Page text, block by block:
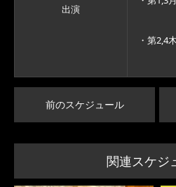
出演
・第2,4
前のスケジュール
関連スケジ